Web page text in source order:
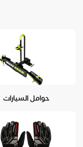
حوامل السيارات